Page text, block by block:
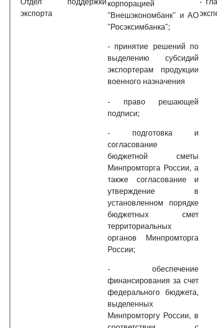
Отдел поддержки
экспорта
корпорацией
"Внешэкономбанк" и АО
"Росэксимбанка";
- принятие решений по
выделению субсидий
экспортерам продукции
военного назначения
-
- право решающей
подписи;
- подготовка и
согласование
бюджетной сметы
Минпромторга России, а
также согласование и
утверждение в
установленном порядке
бюджетных смет
территориальных
органов Минпромторга
России;
- обеспечение
финансирования за счет
федерального бюджета,
выделенных
Минпромторгу России, в